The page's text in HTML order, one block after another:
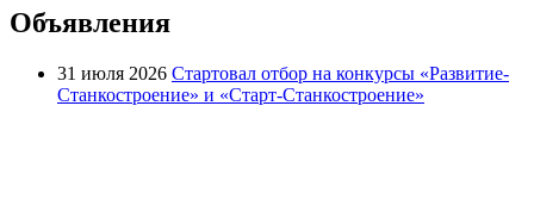
Объявления
31 июля 2026 Стартовал отбор на конкурсы «Развитие-
Станкостроение» и «Старт-Станкостроение»